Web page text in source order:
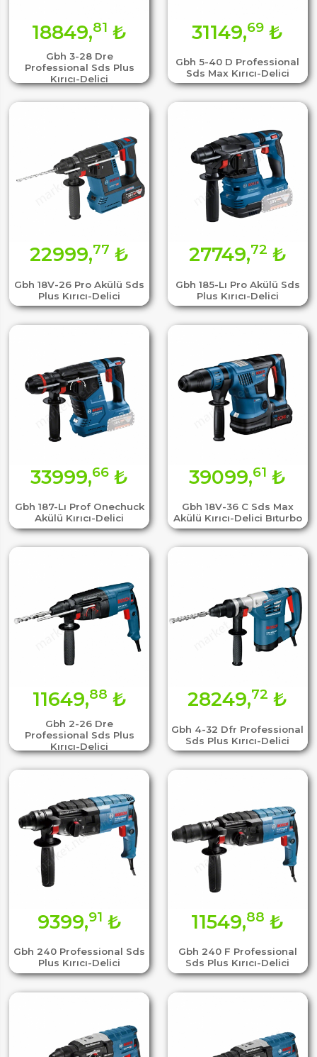
Gbh 3-28 Dre
Professional Sds Plus
Kırıcı-Delici
18849,81 ₺
Gbh 5-40 D Professional
Sds Max Kırıcı-Delici
31149,69 ₺
Gbh 18V-26 Pro Akülü Sds
Plus Kırıcı-Delici
22999,77 ₺
Gbh 185-Lı Pro Akülü Sds
Plus Kırıcı-Delici
27749,72 ₺
Gbh 187-Lı Prof Onechuck
Akülü Kırıcı-Delici
33999,66 ₺
Gbh 18V-36 C Sds Max
Akülü Kırıcı-Delici Bıturbo
39099,61 ₺
Gbh 2-26 Dre
Professional Sds Plus
Kırıcı-Delici
11649,88 ₺
Gbh 4-32 Dfr Professional
Sds Plus Kırıcı-Delici
28249,72 ₺
Gbh 240 Professional Sds
Plus Kırıcı-Delici
9399,91 ₺
Gbh 240 F Professional
Sds Plus Kırıcı-Delici
11549,88 ₺